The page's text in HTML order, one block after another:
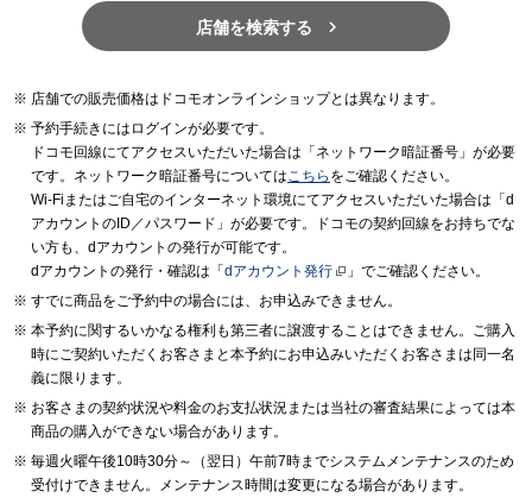
店舗を検索する 
店舗での販売価格はドコモオンラインショップとは異なります。
予約手続きにはログインが必要です。
ドコモ回線にてアクセスいただいた場合は「ネットワーク暗証番号」が必要
です。ネットワーク暗証番号については こちら をご確認ください。
Wi-Fiまたはご自宅のインターネット環境にてアクセスいただいた場合は「d
アカウントのID／パスワード」が必要です。ドコモの契約回線をお持ちでな
い方も、dアカウントの発行が可能です。
dアカウントの発行・確認は「dアカウント発行
」でご確認ください。
すでに商品をご予約中の場合には、お申込みできません。
本予約に関するいかなる権利も第三者に譲渡することはできません。ご購入
時にご契約いただくお客さまと本予約にお申込みいただくお客さまは同一名
義に限ります。
お客さまの契約状況や料金のお支払状況または当社の審査結果によっては本
商品の購入ができない場合があります。
毎週火曜午後10時30分～（翌日）午前7時までシステムメンテナンスのため
受付けできません。メンテナンス時間は変更になる場合があります。